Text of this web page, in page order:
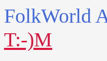
FolkWorld
T:-)M